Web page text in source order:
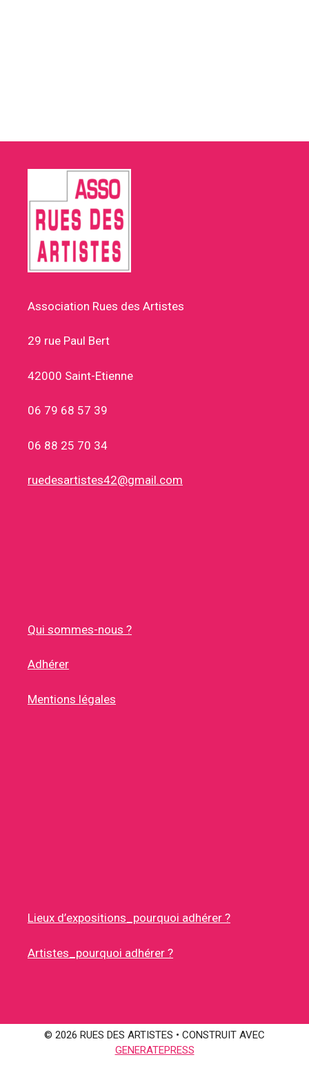
Association Rues des Artistes
29 rue Paul Bert
42000 Saint-Etienne
06 79 68 57 39
06 88 25 70 34
ruedesartistes42@gmail.com
Qui sommes-nous ?
Adhérer
Mentions légales
Lieux d’expositions_pourquoi adhérer ?
Artistes_pourquoi adhérer ?
© 2026 RUES DES ARTISTES • CONSTRUIT AVEC
GENERATEPRESS